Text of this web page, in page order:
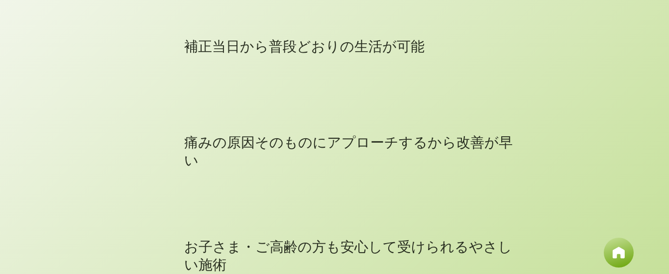
補正当日から普段どおりの生活が可能
痛みの原因そのものにアプローチするから改善が早
い
お子さま・ご高齢の方も安心して受けられるやさし
い施術